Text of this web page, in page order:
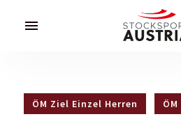
menu
ÖM Ziel Einzel Herren